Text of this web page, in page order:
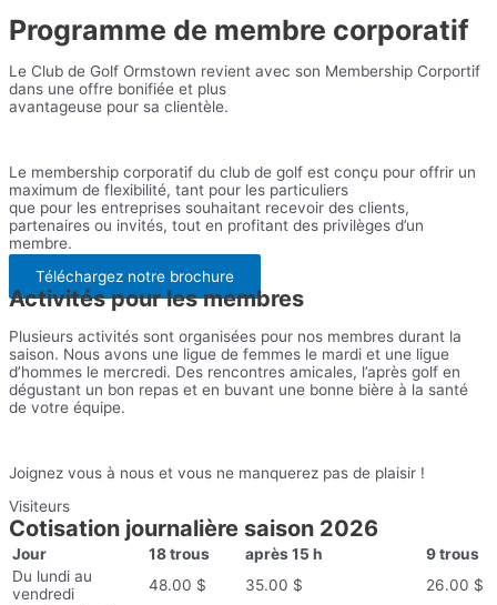
Programme de membre corporatif
Le Club de Golf Ormstown revient avec son Membership Corportif
dans une offre bonifiée et plus
avantageuse pour sa clientèle.
Le membership corporatif du club de golf est conçu pour offrir un
maximum de flexibilité, tant pour les particuliers
que pour les entreprises souhaitant recevoir des clients,
partenaires ou invités, tout en profitant des privilèges d’un
membre.
Téléchargez notre brochure
Activités pour les membres
Plusieurs activités sont organisées pour nos membres durant la
saison. Nous avons une ligue de femmes le mardi et une ligue
d’hommes le mercredi. Des rencontres amicales, l’après golf en
dégustant un bon repas et en buvant une bonne bière à la santé
de votre équipe.
Joignez vous à nous et vous ne manquerez pas de plaisir !
Visiteurs
Cotisation journalière saison 2026
Jour 18 trous après 15 h
9 trous
Du lundi au
vendredi
48.00 $ 35.00 $
26.00 $